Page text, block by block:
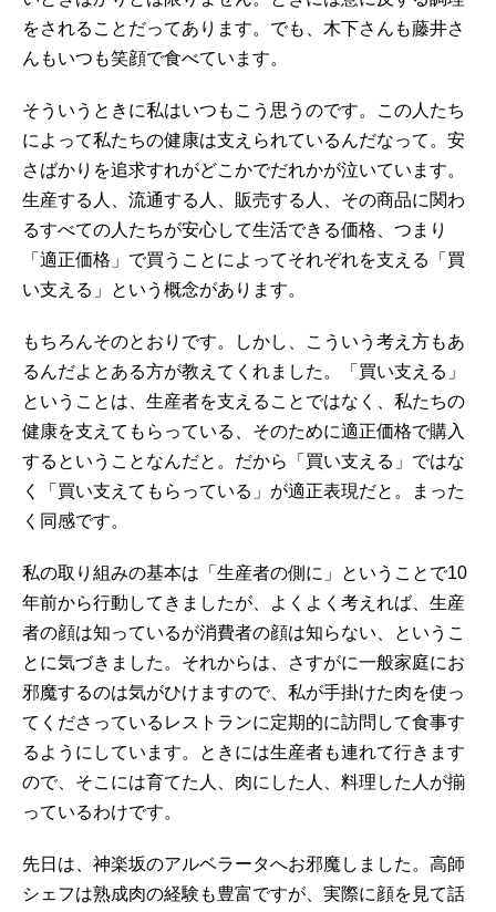
をされることだってあります。でも、木下さんも藤井さ
んもいつも笑顔で食べています。
そういうときに私はいつもこう思うのです。この人たち
によって私たちの健康は支えられているんだなって。安
さばかりを追求すれがどこかでだれかが泣いています。
生産する人、流通する人、販売する人、その商品に関わ
るすべての人たちが安心して生活できる価格、つまり
「適正価格」で買うことによってそれぞれを支える「買
い支える」という概念があります。
もちろんそのとおりです。しかし、こういう考え方もあ
るんだよとある方が教えてくれました。「買い支える」
ということは、生産者を支えることではなく、私たちの
健康を支えてもらっている、そのために適正価格で購入
するということなんだと。だから「買い支える」ではな
く「買い支えてもらっている」が適正表現だと。まった
く同感です。
私の取り組みの基本は「生産者の側に」ということで10
年前から行動してきましたが、よくよく考えれば、生産
者の顔は知っているが消費者の顔は知らない、というこ
とに気づきました。それからは、さすがに一般家庭にお
邪魔するのは気がひけますので、私が手掛けた肉を使っ
てくださっているレストランに定期的に訪問して食事す
るようにしています。ときには生産者も連れて行きます
ので、そこには育てた人、肉にした人、料理した人が揃
っているわけです。
先日は、神楽坂のアルベラータへお邪魔しました。高師
シェフは熟成肉の経験も豊富ですが、実際に顔を見て話